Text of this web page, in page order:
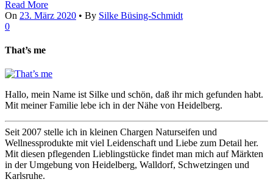
Read More
On 23. März 2020 • By Silke Büsing-Schmidt
0
That’s me
Hallo, mein Name ist Silke und schön, daß ihr mich gefunden habt.
Mit meiner Familie lebe ich in der Nähe von Heidelberg.
Seit 2007 stelle ich in kleinen Chargen Naturseifen und
Wellnessprodukte mit viel Leidenschaft und Liebe zum Detail her.
Mit diesen pflegenden Lieblingstücke findet man mich auf Märkten
in der Umgebung von Heidelberg, Walldorf, Schwetzingen und
Karlsruhe.